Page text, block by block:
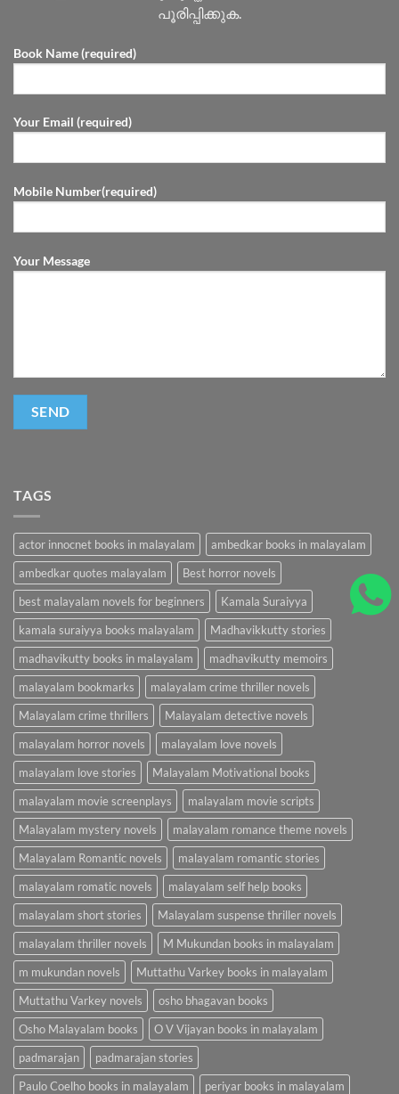
പൂരിപ്പിക്കുക.
Book Name (required)
Your Email (required)
Mobile Number(required)
Your Message
TAGS
actor innocnet books in malayalam
ambedkar books in malayalam
ambedkar quotes malayalam
Best horror novels
best malayalam novels for beginners
Kamala Suraiyya
kamala suraiyya books malayalam
Madhavikkutty stories
madhavikutty books in malayalam
madhavikutty memoirs
malayalam bookmarks
malayalam crime thriller novels
Malayalam crime thrillers
Malayalam detective novels
malayalam horror novels
malayalam love novels
malayalam love stories
Malayalam Motivational books
malayalam movie screenplays
malayalam movie scripts
Malayalam mystery novels
malayalam romance theme novels
Malayalam Romantic novels
malayalam romantic stories
malayalam romatic novels
malayalam self help books
malayalam short stories
Malayalam suspense thriller novels
malayalam thriller novels
M Mukundan books in malayalam
m mukundan novels
Muttathu Varkey books in malayalam
Muttathu Varkey novels
osho bhagavan books
Osho Malayalam books
O V Vijayan books in malayalam
padmarajan
padmarajan stories
Paulo Coelho books in malayalam
periyar books in malayalam